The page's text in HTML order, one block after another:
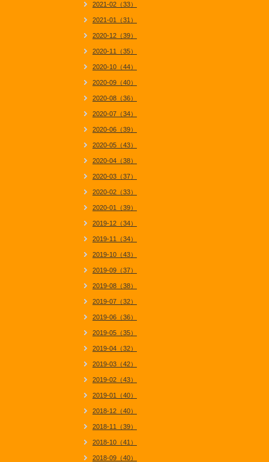
2021-02（33）
2021-01（31）
2020-12（39）
2020-11（35）
2020-10（44）
2020-09（40）
2020-08（36）
2020-07（34）
2020-06（39）
2020-05（43）
2020-04（38）
2020-03（37）
2020-02（33）
2020-01（39）
2019-12（34）
2019-11（34）
2019-10（43）
2019-09（37）
2019-08（38）
2019-07（32）
2019-06（36）
2019-05（35）
2019-04（32）
2019-03（42）
2019-02（43）
2019-01（40）
2018-12（40）
2018-11（39）
2018-10（41）
2018-09（40）